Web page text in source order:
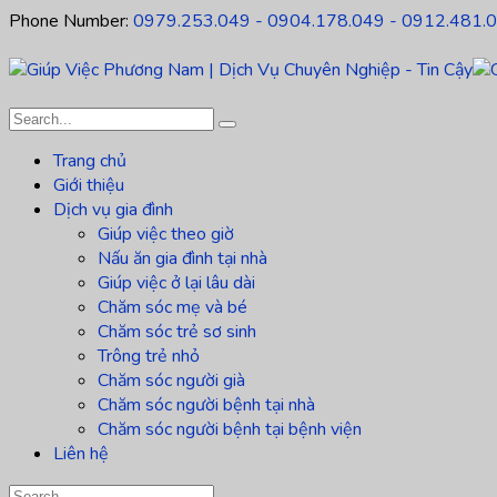
Phone Number: 0979.253.049 - 0904.178.049 -
Trang chủ
Giới thiệu
Dịch vụ gia đình
Giúp việc theo giờ
Nấu ăn gia đình tại nhà
Giúp việc ở lại lâu dài
Chăm sóc mẹ và bé
Chăm sóc trẻ sơ sinh
Trông trẻ nhỏ
Chăm sóc người già
Chăm sóc người bệnh tại nhà
Chăm sóc người bệnh tại bệnh viện
Liên hệ